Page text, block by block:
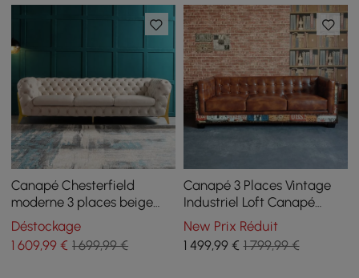
Canapé Chesterfield
moderne 3 places beige
2320 mm avec boutons et
dossier capitonné
Déstockage
1 609,99 € 1 699,99 €
Canapé 3 Places Vintage
Industriel Loft Canapé
Capitonné en Similicuir
Marron
New Prix Réduit
1 499,99€ 1 799,99 €